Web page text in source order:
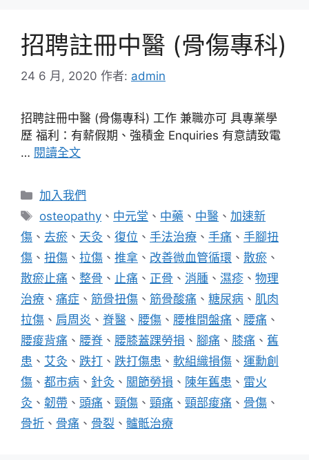
招聘註冊中醫 (骨傷專科)
24 6 月, 2020 作者: admin
招聘註冊中醫 (骨傷專科) 工作 兼職亦可 具專業學
歷 福利：有薪假期、強積金 Enquiries 有意請致電
… 閱讀全文
分
加入我們
標
籤
osteopathy 、 中元堂 、 中藥 、 中醫 、加速新
傷 、 去瘀 、 天灸 、 復位 、 手法治療 、 手痛 、 手腳扭
傷 、 扭傷 、 拉傷 、 推拿 、 改善微血管循環 、 散瘀 、
散瘀止痛 、 整骨 、 止痛 、 正骨 、 消腫 、 濕疹 、 物理
治療 、 痛症 、 筋骨扭傷 、 筋骨酸痛 、 糖尿病 、 肌肉
拉傷 、 肩周炎 、 脊醫 、 腰傷 、 腰椎間盤痛 、 腰痛 、
腰痠背痛 、 腰脊 、 腰膝蓋踝勞損 、 腳痛 、 膝痛 、 舊
患 、 艾灸 、 跌打 、 跌打傷患 、 軟組織損傷 、 運勳創
傷 、 都市病 、 針灸 、 關節勞損 、 陳年舊患 、 雷火
灸 、 韌帶 、 頭痛 、 頸傷 、 頸痛 、 頸部痠痛 、 骨傷 、
骨折 、 骨痛 、 骨裂 、 髗骶治療